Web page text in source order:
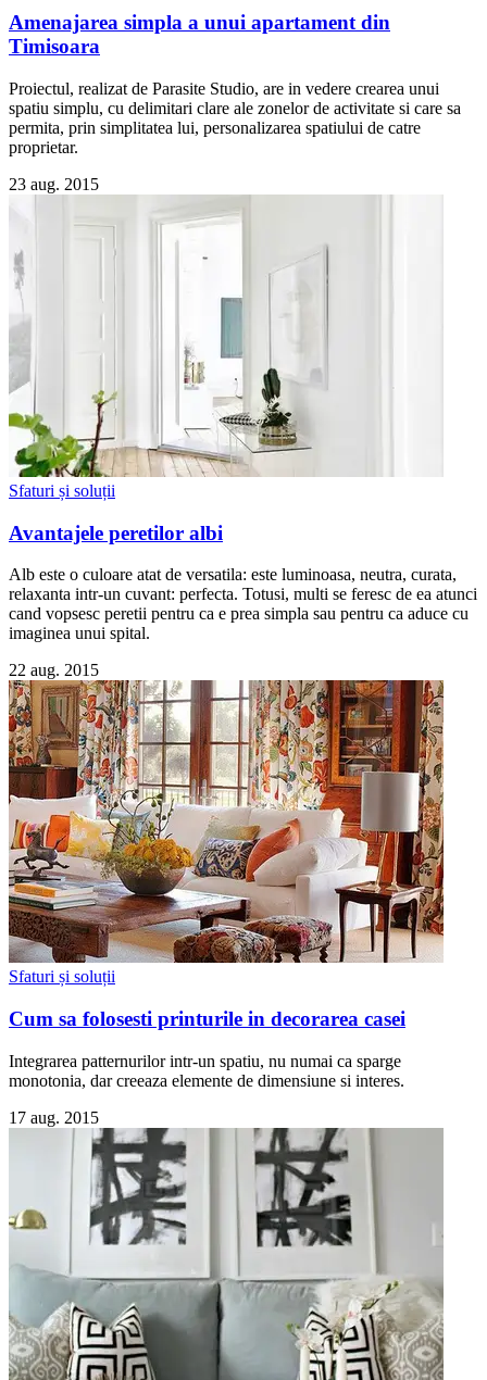
Amenajarea simpla a unui apartament din
Timisoara
Proiectul, realizat de Parasite Studio, are in vedere crearea unui
spatiu simplu, cu delimitari clare ale zonelor de activitate si care sa
permita, prin simplitatea lui, personalizarea spatiului de catre
proprietar.
23 aug. 2015
Sfaturi și soluții
Avantajele peretilor albi
Alb este o culoare atat de versatila: este luminoasa, neutra, curata,
relaxanta intr-un cuvant: perfecta. Totusi, multi se feresc de ea atunci
cand vopsesc peretii pentru ca e prea simpla sau pentru ca aduce cu
imaginea unui spital.
22 aug. 2015
Sfaturi și soluții
Cum sa folosesti printurile in decorarea casei
Integrarea patternurilor intr-un spatiu, nu numai ca sparge
monotonia, dar creeaza elemente de dimensiune si interes.
17 aug. 2015